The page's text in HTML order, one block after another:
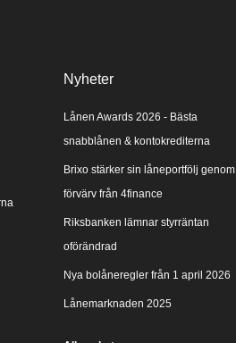
Nyheter
Lånen Awards 2026 - Bästa
snabblånen & kontokrediterna
Brixo stärker sin låneportfölj genom
förvärv från 4finance
Riksbanken lämnar styrräntan
oförändrad
Nya bolåneregler från 1 april 2026
Lånemarknaden 2025